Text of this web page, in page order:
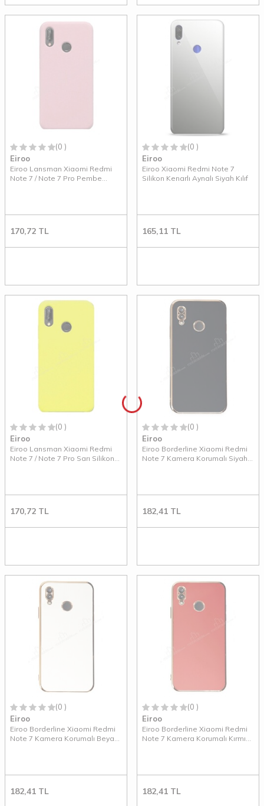
(0 )
Eiroo
Eiroo Lansman Xiaomi Redmi
Note 7 / Note 7 Pro Pembe
170,72 TL
(0 )
Eiroo
Eiroo Xiaomi Redmi Note 7
Silikon Kenarlı Aynalı Siyah Kılıf
165,11 TL
(0 )
Eiroo
Eiroo Lansman Xiaomi Redmi
Note 7 / Note 7 Pro Sarı Silikon
170,72 TL
(0 )
Eiroo
Eiroo Borderline Xiaomi Redmi
Note 7 Kamera Korumalı Siyah
182,41 TL
(0 )
Eiroo
Eiroo Borderline Xiaomi Redmi
Note 7 Kamera Korumalı Beyaz
182,41 TL
(0 )
Eiroo
Eiroo Borderline Xiaomi Redmi
Note 7 Kamera Korumalı Kırmızı
182,41 TL